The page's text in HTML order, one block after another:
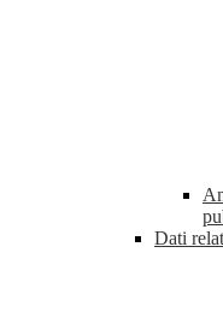
Dati